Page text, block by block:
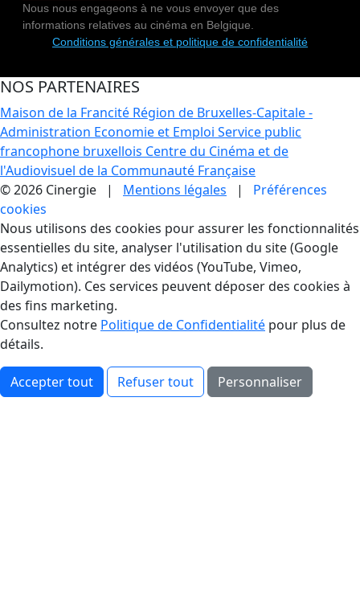
Nous nous engageons à ne vous envoyer que des
informations relatives au cinéma en Belgique.
Conditions générales et politique de confidentialité
NOS PARTENAIRES
Maison de la Francité Région de Bruxelles-Capitale -
Administration Economie et Emploi Service public
francophone bruxellois Centre du Cinéma et de
l'Audiovisuel de la Communauté Française
© 2026 Cinergie | Mentions légales | Préférences
cookies
Gestion des Cookies
Nous utilisons des cookies pour assurer les fonctionnalités
essentielles du site, analyser l'utilisation du site (Google
Analytics) et intégrer des vidéos (YouTube, Vimeo,
Dailymotion). Ces services peuvent déposer des cookies à
des fins marketing.
Consultez notre Politique de Confidentialité pour plus de
détails.
Accepter tout Refuser tout Personnaliser